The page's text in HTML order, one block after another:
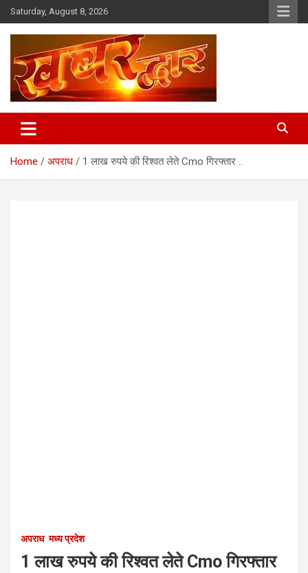
Skip
to
content
Saturday, August 8, 2026
Khabar Dwar
Home अपराध 1 लाख रुपये की रिश्वत लेते Cmo गिरफ्तार ..
अपराध मध्य प्रदेश
1 लाख रुपये की रिश्वत लेते Cmo गिरफ्तार